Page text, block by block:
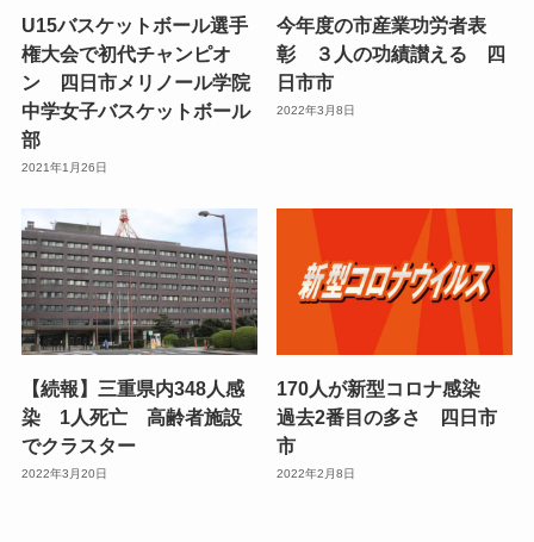
U15バスケットボール選手
権大会で初代チャンピオ
ン 四日市メリノール学院
中学女子バスケットボール
部
2021年1月26日
今年度の市産業功労者表
彰 ３人の功績讃える 四
日市市
2022年3月8日
【続報】三重県内348人感
染 1人死亡 高齢者施設
でクラスター
2022年3月20日
170人が新型コロナ感染
過去2番目の多さ 四日市
市
2022年2月8日